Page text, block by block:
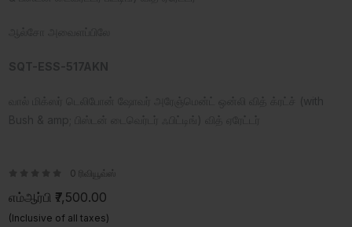
0 ரிவியூவ்ஸ்
எம்ஆர்பி ₹7,500.00
(Inclusive of all taxes)